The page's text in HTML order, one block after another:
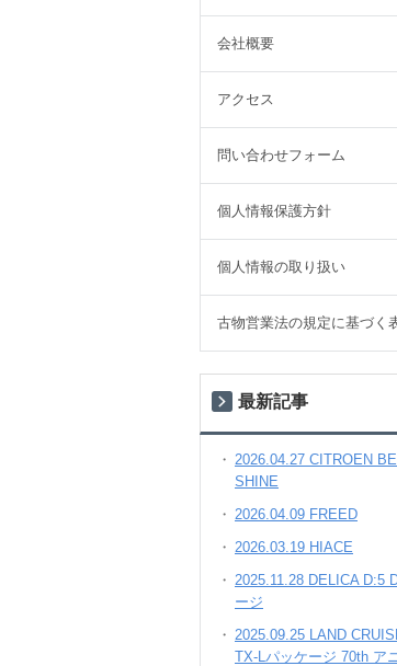
会社概要
アクセス
問い合わせフォーム
個人情報保護方針
個人情報の取り扱い
古物営業法の規定に基づく
最新記事
2026.04.27 CITROEN
SHINE
2026.04.09 FREED
2026.03.19 HIACE
2025.11.28 DELICA D:5
ージ
2025.09.25 LAND
TX-Lパッケージ 70th ア